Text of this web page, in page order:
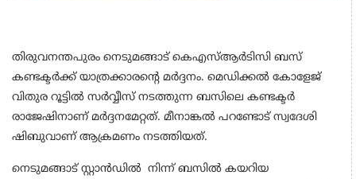
തിരുവനന്തപുരം നെടുമങ്ങാട് കെഎസ്ആര്‍ടിസി ബസ്
കണ്ടക്ടര്‍ക്ക് യാത്രക്കാരന്റെ മര്‍ദ്ദനം. മെഡിക്കല്‍ കോളേജ്
വിതുര റൂട്ടില്‍ സര്‍വ്വീസ് നടത്തുന്ന ബസിലെ കണ്ടക്ടര്‍
രാജേഷിനാണ് മര്‍ദ്ദനമേറ്റത്. മീനാങ്കല്‍ പറണ്ടോട് സ്വദേശി
ഷിബുവാണ് ആക്രമണം നടത്തിയത്.
നെടുമങ്ങാട് സ്റ്റാന്‍ഡില്‍ നിന്ന് ബസില്‍ കയറിയ